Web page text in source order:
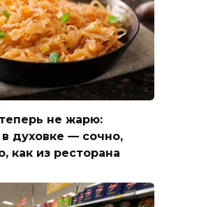
не жарю:
духовке — сочно,
как из ресторана